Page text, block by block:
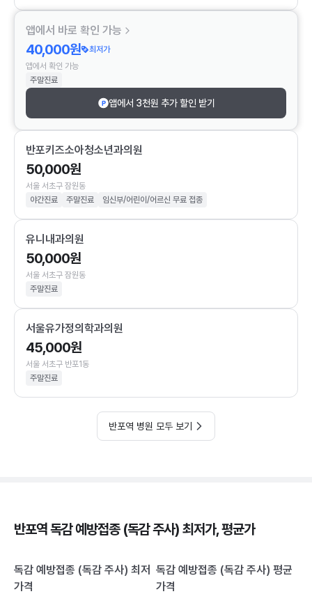
앱에서 바로 확인 가능
40,000원
최저가
앱에서 확인 가능
주말진료
앱에서 3천원 추가 할인 받기
반포키즈소아청소년과의원
50,000원
서울 서초구 잠원동
야간진료
주말진료 임신부/어린이/어르신 무료 접종
유니내과의원
50,000원
서울 서초구 잠원동
주말진료
서울유가정의학과의원
45,000원
서울 서초구 반포1동
주말진료
반포역 병원 모두 보기
반포역 독감 예방접종 (독감 주사) 최저가, 평균가
독감 예방접종 (독감 주사) 최저
가격
독감 예방접종 (독감 주사) 평균
가격